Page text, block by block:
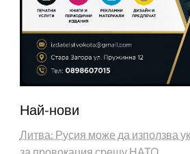
Най-нови
Литва: Русия може да използва